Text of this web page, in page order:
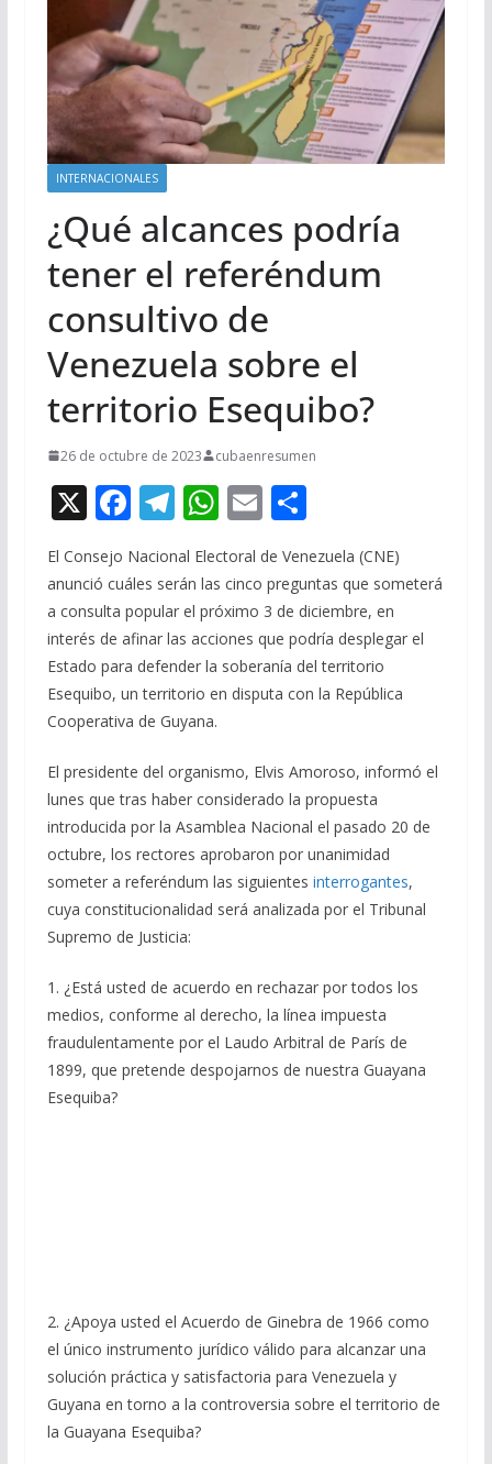
INTERNACIONALES
¿Qué alcances podría
tener el referéndum
consultivo de
Venezuela sobre el
territorio Esequibo?
26 de octubre de 2023 cubaenresumen
X F
e
b
o
o
k
T
el
e
gr
a
m
W
at
s
A
p
p
E
m
ai
l
C
m
p
ar
ti
r
El Consejo Nacional Electoral de Venezuela (CNE)
anunció cuáles serán las cinco preguntas que someterá
a consulta popular el próximo 3 de diciembre, en
interés de afinar las acciones que podría desplegar el
Estado para defender la soberanía del territorio
Esequibo, un territorio en disputa con la República
Cooperativa de Guyana.
El presidente del organismo, Elvis Amoroso, informó el
lunes que tras haber considerado la propuesta
introducida por la Asamblea Nacional el pasado 20 de
octubre, los rectores aprobaron por unanimidad
someter a referéndum las siguientes interrogantes,
cuya constitucionalidad será analizada por el Tribunal
Supremo de Justicia:
1. ¿Está usted de acuerdo en rechazar por todos los
medios, conforme al derecho, la línea impuesta
fraudulentamente por el Laudo Arbitral de París de
1899, que pretende despojarnos de nuestra Guayana
Esequiba?
2. ¿Apoya usted el Acuerdo de Ginebra de 1966 como
el único instrumento jurídico válido para alcanzar una
solución práctica y satisfactoria para Venezuela y
Guyana en torno a la controversia sobre el territorio de
la Guayana Esequiba?